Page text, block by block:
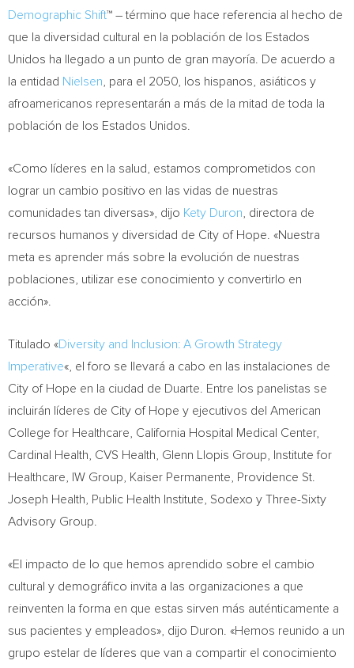
Demographic Shift™ – término que hace referencia al hecho de
que la diversidad cultural en la población de los Estados
Unidos ha llegado a un punto de gran mayoría. De acuerdo a
la entidad Nielsen , para el 2050, los hispanos, asiáticos y
afroamericanos representarán a más de la mitad de toda la
población de los Estados Unidos.
«Como líderes en la salud, estamos comprometidos con
lograr un cambio positivo en las vidas de nuestras
comunidades tan diversas», dijo Kety Duron , directora de
recursos humanos y diversidad de City of Hope. «Nuestra
meta es aprender más sobre la evolución de nuestras
poblaciones, utilizar ese conocimiento y convertirlo en
acción».
Titulado «Diversity and Inclusion: A Growth Strategy
Imperative«, el foro se llevará a cabo en las instalaciones de
City of Hope en la ciudad de Duarte . Entre los panelistas se
incluirán líderes de City of Hope y ejecutivos del American
College for Healthcare, California Hospital Medical Center,
Cardinal Health, CVS Health, Glenn Llopis Group, Institute for
Healthcare, IW Group, Kaiser Permanente, Providence St.
Joseph Health, Public Health Institute, Sodexo y Three-Sixty
Advisory Group.
«El impacto de lo que hemos aprendido sobre el cambio
cultural y demográfico invita a las organizaciones a que
reinventen la forma en que estas sirven más auténticamente a
sus pacientes y empleados», dijo Duron. «Hemos reunido a un
grupo estelar de líderes que van a compartir el conocimiento